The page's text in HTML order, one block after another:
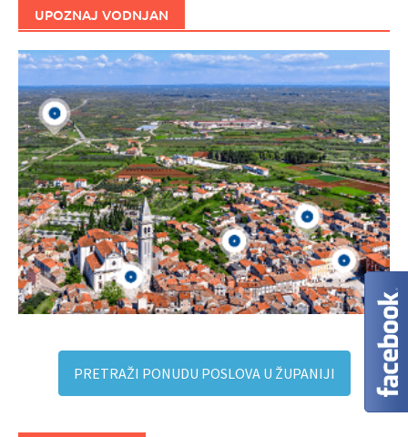
UPOZNAJ VODNJAN
PRETRAŽI PONUDU POSLOVA U ŽUPANIJI